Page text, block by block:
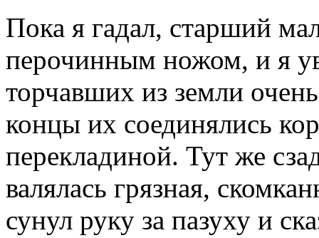
Пока я гадал, старший
перочинным ножом, и я
торчавших из земли
концы их соединялись
перекладиной. Тут же
валялась грязная,
сунул руку за пазуху и